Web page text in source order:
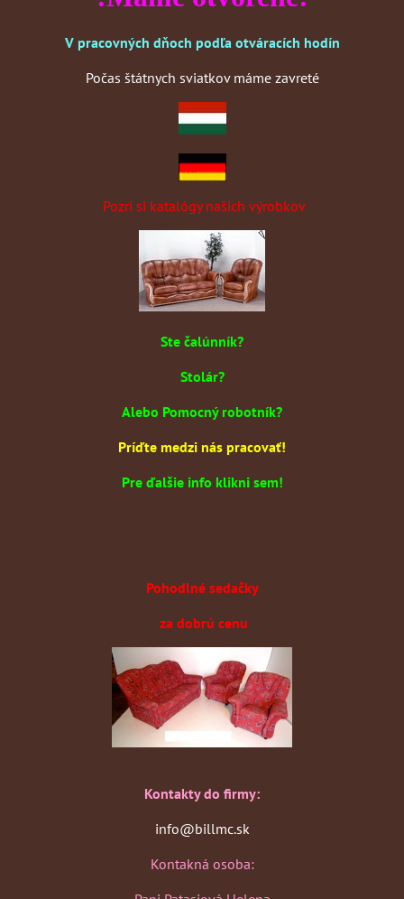
V pracovných dňoch podľa otváracích hodín
Počas štátnych sviatkov máme zavreté
Pozri si katalógy našich výrobkov
Ste čalúnník?
Stolár?
Alebo Pomocný robotník?
Príďte medzi nás pracovať!
Pre ďalšie info klikni sem!
Pohodlné sedačky
za dobrú cenu
Kontakty do firmy:
info@billmc.sk
Kontakná osoba: